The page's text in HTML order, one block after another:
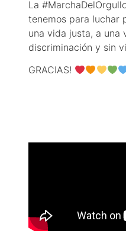
La
tenemos para luchar
una vida justa, a una
discriminación y sin
GRACIAS!